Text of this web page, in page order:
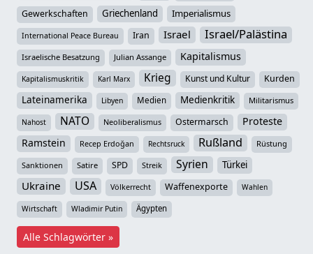
Gewerkschaften Griechenland Imperialismus
International Peace Bureau Iran Israel Israel/Palästina
Israelische Besatzung Julian Assange Kapitalismus
Kapitalismuskritik Karl Marx Krieg Kunst und Kultur Kurden
Lateinamerika Libyen Medien Medienkritik Militarismus
Nahost NATO Neoliberalismus Ostermarsch
Proteste
Ramstein
Recep Erdoğan Rechtsruck Rußland Rüstung
Sanktionen Satire SPD Streik Syrien Türkei
Ukraine USA Völkerrecht Waffenexporte Wahlen
Wirtschaft Wladimir Putin Ägypten
Alle Schlagwörter »